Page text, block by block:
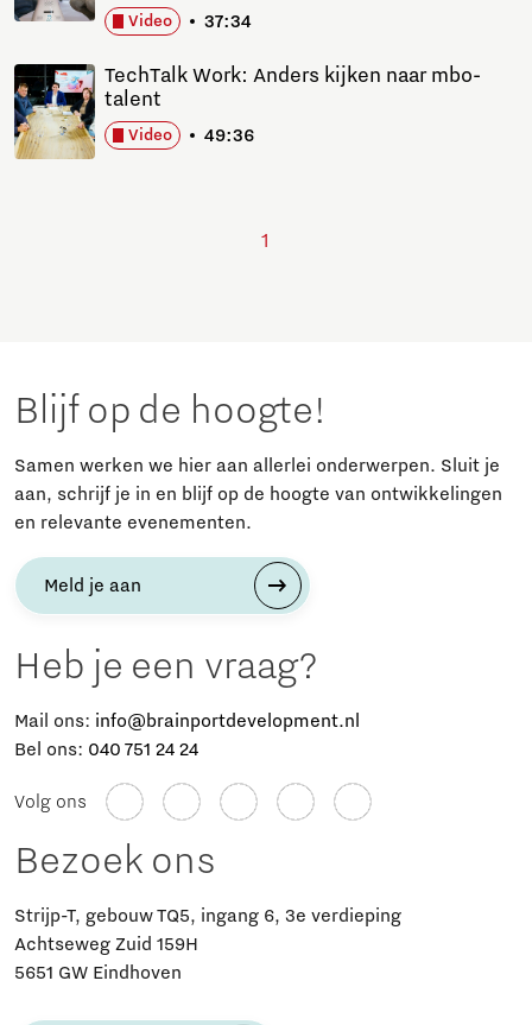
Video 37:34
Video 49:36
TechTalk Work: Anders kijken naar mbo-
talent
1
Blijf op de hoogte!
Samen werken we hier aan allerlei onderwerpen. Sluit je
aan, schrijf je in en blijf op de hoogte van ontwikkelingen
en relevante evenementen.
Meld je aan
Heb je een vraag?
Mail ons: info@brainportdevelopment.nl
Bel ons: 040 751 24 24
Volg ons
Bezoek ons
Strijp-T, gebouw TQ5, ingang 6, 3e verdieping
Achtseweg Zuid 159H
5651 GW Eindhoven